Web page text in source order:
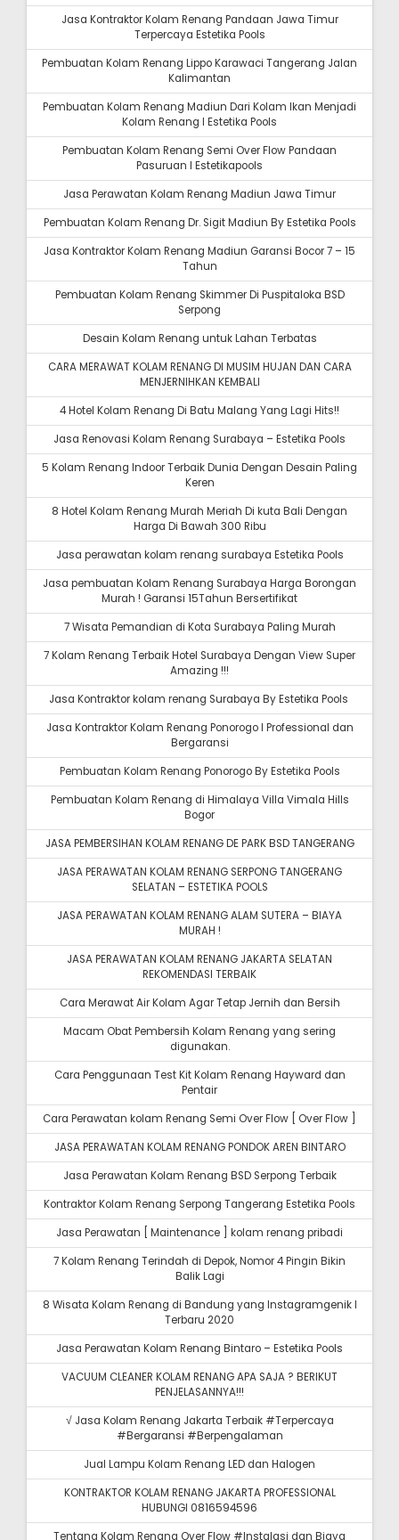
Jasa Kontraktor Kolam Renang Pandaan Jawa Timur
Terpercaya Estetika Pools
Pembuatan Kolam Renang Lippo Karawaci Tangerang Jalan
Kalimantan
Pembuatan Kolam Renang Madiun Dari Kolam Ikan Menjadi
Kolam Renang I Estetika Pools
Pembuatan Kolam Renang Semi Over Flow Pandaan
Pasuruan I Estetikapools
Jasa Perawatan Kolam Renang Madiun Jawa Timur
Pembuatan Kolam Renang Dr. Sigit Madiun By Estetika Pools
Jasa Kontraktor Kolam Renang Madiun Garansi Bocor 7 – 15
Tahun
Pembuatan Kolam Renang Skimmer Di Puspitaloka BSD
Serpong
Desain Kolam Renang untuk Lahan Terbatas
CARA MERAWAT KOLAM RENANG DI MUSIM HUJAN DAN CARA
MENJERNIHKAN KEMBALI
4 Hotel Kolam Renang Di Batu Malang Yang Lagi Hits!!
Jasa Renovasi Kolam Renang Surabaya – Estetika Pools
5 Kolam Renang Indoor Terbaik Dunia Dengan Desain Paling
Keren
8 Hotel Kolam Renang Murah Meriah Di kuta Bali Dengan
Harga Di Bawah 300 Ribu
Jasa perawatan kolam renang surabaya Estetika Pools
Jasa pembuatan Kolam Renang Surabaya Harga Borongan
Murah ! Garansi 15Tahun Bersertifikat
7 Wisata Pemandian di Kota Surabaya Paling Murah
7 Kolam Renang Terbaik Hotel Surabaya Dengan View Super
Amazing !!!
Jasa Kontraktor kolam renang Surabaya By Estetika Pools
Jasa Kontraktor Kolam Renang Ponorogo I Professional dan
Bergaransi
Pembuatan Kolam Renang Ponorogo By Estetika Pools
Pembuatan Kolam Renang di Himalaya Villa Vimala Hills
Bogor
JASA PEMBERSIHAN KOLAM RENANG DE PARK BSD TANGERANG
JASA PERAWATAN KOLAM RENANG SERPONG TANGERANG
SELATAN – ESTETIKA POOLS
JASA PERAWATAN KOLAM RENANG ALAM SUTERA – BIAYA
MURAH !
JASA PERAWATAN KOLAM RENANG JAKARTA SELATAN
REKOMENDASI TERBAIK
Cara Merawat Air Kolam Agar Tetap Jernih dan Bersih
Macam Obat Pembersih Kolam Renang yang sering
digunakan.
Cara Penggunaan Test Kit Kolam Renang Hayward dan
Pentair
Cara Perawatan kolam Renang Semi Over Flow [ Over Flow ]
JASA PERAWATAN KOLAM RENANG PONDOK AREN BINTARO
Jasa Perawatan Kolam Renang BSD Serpong Terbaik
Kontraktor Kolam Renang Serpong Tangerang Estetika Pools
Jasa Perawatan [ Maintenance ] kolam renang pribadi
7 Kolam Renang Terindah di Depok, Nomor 4 Pingin Bikin
Balik Lagi
8 Wisata Kolam Renang di Bandung yang Instagramgenik I
Terbaru 2020
Jasa Perawatan Kolam Renang Bintaro – Estetika Pools
VACUUM CLEANER KOLAM RENANG APA SAJA ? BERIKUT
PENJELASANNYA!!!
√ Jasa Kolam Renang Jakarta Terbaik #Terpercaya
#Bergaransi #Berpengalaman
Jual Lampu Kolam Renang LED dan Halogen
KONTRAKTOR KOLAM RENANG JAKARTA PROFESSIONAL
HUBUNGI 0816594596
Tentang Kolam Renang Over Flow #Instalasi dan Biaya